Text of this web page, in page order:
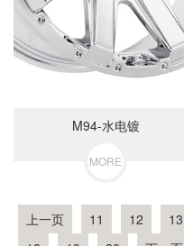
M94-水电镀
MORE
上一页 11 12 13